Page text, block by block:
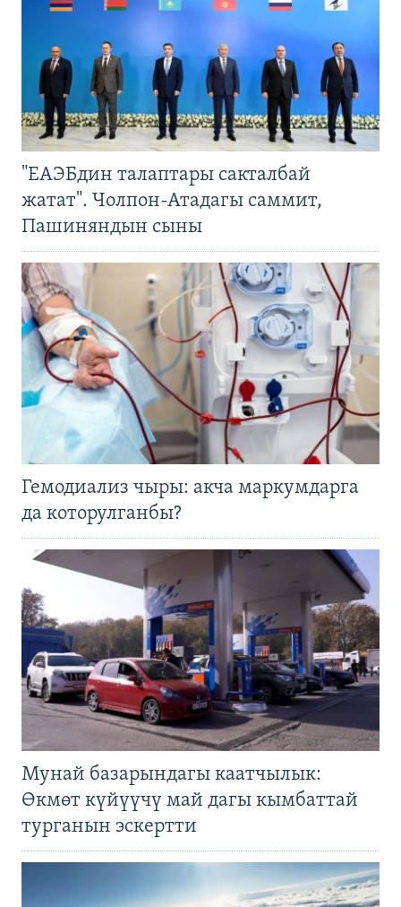
"ЕАЭБдин талаптары сакталбай
жатат". Чолпон-Атадагы саммит,
Пашиняндын сыны
Гемодиализ чыры: акча маркумдарга
да которулганбы?
Мунай базарындагы каатчылык:
Өкмөт күйүүчү май дагы кымбаттай
турганын эскертти